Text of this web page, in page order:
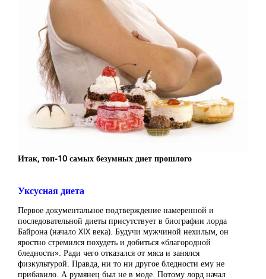
Итак, топ-10 самых безумных диет прошлого
Уксусная диета
Первое документальное подтверждение намеренной и
последовательной диеты присутствует в биографии лорда
Байрона (начало XIX века). Будучи мужчиной нехилым, он
яростно стремился похудеть и добиться «благородной
бледности». Ради чего отказался от мяса и занялся
физкультурой. Правда, ни то ни другое бледности ему не
прибавило. А румянец был не в моде. Потому лорд начал